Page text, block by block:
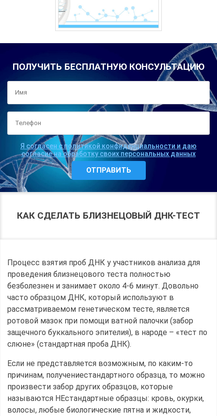
ПОЛУЧИТЬ БЕСПЛАТНУЮ КОНСУЛЬТАЦИЮ
Я согласен с политикой конфиденциальности и даю
согласие на обработку своих персональных данных
КАК СДЕЛАТЬ БЛИЗНЕЦОВЫЙ ДНК-ТЕСТ
Процесс взятия проб ДНК у участников анализа для
проведения близнецового теста полностью
безболезнен и занимает около 4-6 минут. Довольно
часто образцом ДНК, который используют в
рассматриваемом генетическом тесте, является
ротовой мазок при помощи ватной палочки (забор
защечного буккального эпителия), в народе – «тест по
слюне» (стандартная проба ДНК).
Если не представляется возможным, по каким-то
причинам, получениестандартного образца, то можно
произвести забор других образцов, которые
называются НЕстандартные образцы: кровь, окурки,
волосы, любые биологические пятна и жидкости,